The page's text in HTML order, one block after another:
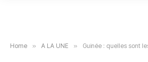
Home » A LA UNE » Guinée : quelles sont les